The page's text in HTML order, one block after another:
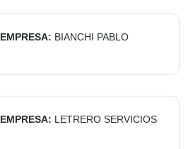
EMPRESA: BIANCHI PABLO
EMPRESA: LETRERO SERVICIOS